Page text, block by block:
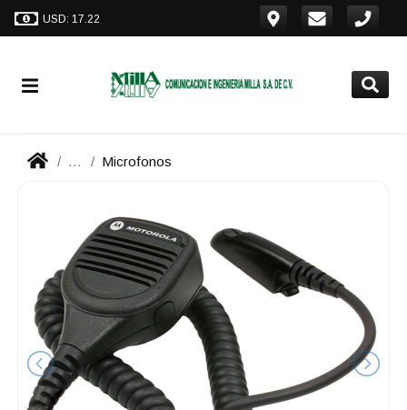
USD: 17.22
... Microfonos